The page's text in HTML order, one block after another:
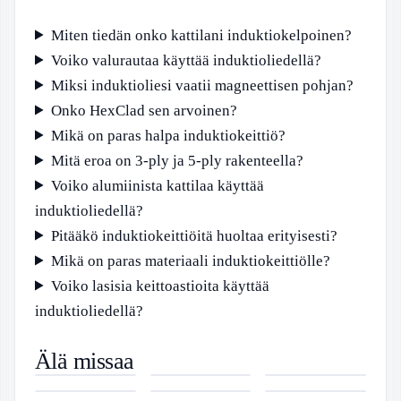
Miten tiedän onko kattilani induktiokelpoinen?
Voiko valurautaa käyttää induktioliedellä?
Miksi induktioliesi vaatii magneettisen pohjan?
Onko HexClad sen arvoinen?
Mikä on paras halpa induktiokeittiö?
Mitä eroa on 3-ply ja 5-ply rakenteella?
Voiko alumiinista kattilaa käyttää
induktioliedellä?
Pitääkö induktiokeittiöitä huoltaa erityisesti?
Mikä on paras materiaali induktiokeittiölle?
Voiko lasisia keittoastioita käyttää
induktioliedellä?
Älä missaa
vuotiaan
hiukset –
Redken All
Soft Shampoo